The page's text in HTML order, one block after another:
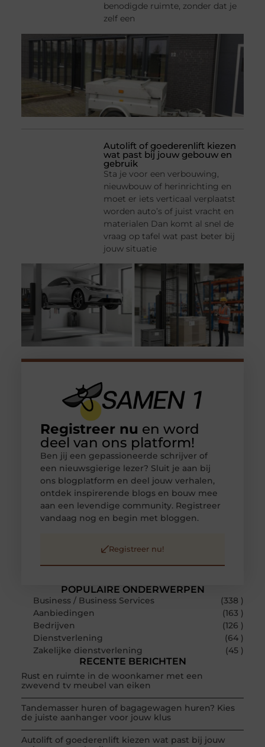
benodigde ruimte, zonder dat je
zelf een
Autolift of goederenlift kiezen
wat past bij jouw gebouw en
gebruik
Sta je voor een verbouwing,
nieuwbouw of herinrichting en
moet er iets verticaal verplaatst
worden auto’s of juist vracht en
materialen Dan komt al snel de
vraag op tafel wat past beter bij
jouw situatie
POPULAIRE ONDERWERPEN
Business / Business Services
(338 )
Aanbiedingen
(163 )
Bedrijven
(126 )
Dienstverlening
(64 )
Zakelijke dienstverlening
(45 )
RECENTE BERICHTEN
Rust en ruimte in de woonkamer met een
zwevend tv meubel van eiken
Tandemasser huren of bagagewagen huren? Kies
de juiste aanhanger voor jouw klus
Autolift of goederenlift kiezen wat past bij jouw
Registreer nu en word
deel van ons platform!
Ben jij een gepassioneerde schrijver of
een nieuwsgierige lezer? Sluit je aan bij
ons blogplatform en deel jouw verhalen,
ontdek inspirerende blogs en bouw mee
aan een levendige community. Registreer
vandaag nog en begin met bloggen.
Registreer nu!